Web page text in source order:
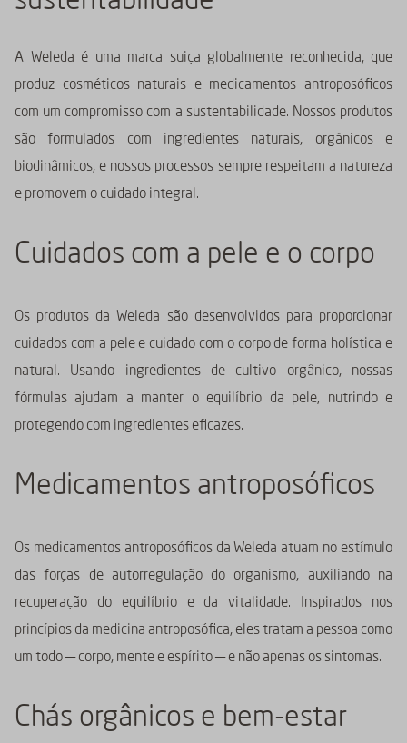
A Weleda é uma marca suiça globalmente reconhecida, que
produz cosméticos naturais e medicamentos antroposóficos
com um compromisso com a sustentabilidade. Nossos produtos
são formulados com ingredientes naturais, orgânicos e
biodinâmicos, e nossos processos sempre respeitam a natureza
e promovem o cuidado integral.
Cuidados com a pele e o corpo
Os produtos da Weleda são desenvolvidos para proporcionar
cuidados com a pele e cuidado com o corpo de forma holística e
natural. Usando ingredientes de cultivo orgânico, nossas
fórmulas ajudam a manter o equilíbrio da pele, nutrindo e
protegendo com ingredientes eficazes.
Medicamentos antroposóficos
Os medicamentos antroposóficos da Weleda atuam no estímulo
das forças de autorregulação do organismo, auxiliando na
recuperação do equilíbrio e da vitalidade. Inspirados nos
princípios da medicina antroposófica, eles tratam a pessoa como
um todo — corpo, mente e espírito — e não apenas os sintomas.
Chás orgânicos e bem-estar